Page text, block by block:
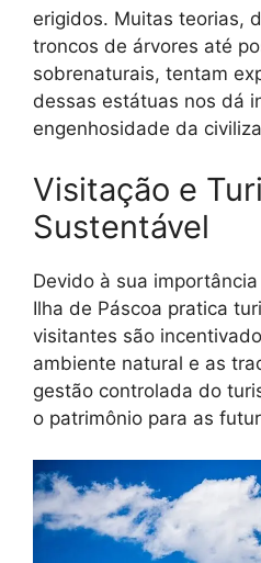
erigidos. Muitas teorias,
troncos de árvores até
sobrenaturais, tentam
dessas estátuas nos dá
engenhosidade da
Visitação e
Sustentável
Devido à sua
Ilha de Páscoa pratica
visitantes são
ambiente natural e as
gestão controlada do
o patrimônio para as